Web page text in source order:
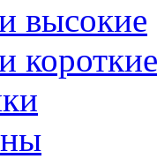
высокие
короткие